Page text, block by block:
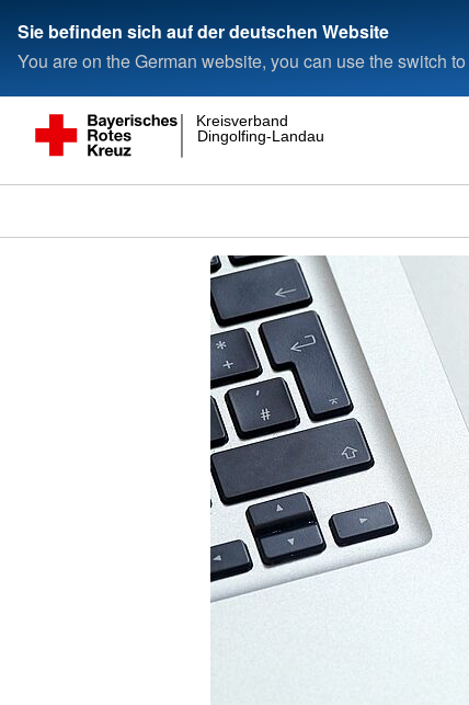
Sie befinden sich auf der deutschen Website
You are on the German website, you can use the switch
Dingolfing-Landau
Kreisverband